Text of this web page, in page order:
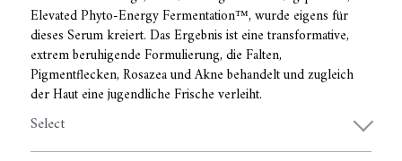
Elevated Phyto-Energy Fermentation™, wurde eigens für
dieses Serum kreiert. Das Ergebnis ist eine transformative,
extrem beruhigende Formulierung, die Falten,
Pigmentflecken, Rosazea und Akne behandelt und zugleich
der Haut eine jugendliche Frische verleiht.
Select